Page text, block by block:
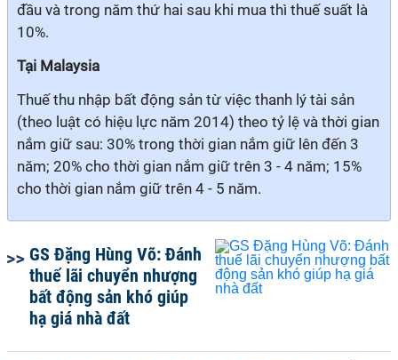
đầu và trong năm thứ hai sau khi mua thì thuế suất là
10%.
Tại Malaysia
Thuế thu nhập bất động sản từ việc thanh lý tài sản
(theo luật có hiệu lực năm 2014) theo tỷ lệ và thời gian
nắm giữ sau: 30% trong thời gian nắm giữ lên đến 3
năm; 20% cho thời gian nắm giữ trên 3 - 4 năm; 15%
cho thời gian nắm giữ trên 4 - 5 năm.
GS Đặng Hùng Võ: Đánh
thuế lãi chuyển nhượng
bất động sản khó giúp
hạ giá nhà đất